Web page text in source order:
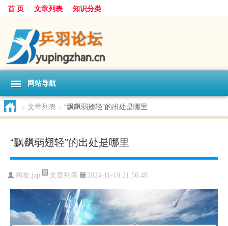
首 页 文章列表 知识分类
网站导航
> 文章列表 > “飘飖弱翅轻”的出处是哪里
“飘飖弱翅轻”的出处是哪里
网友:jzp 文章列表 2024-11-19 21:56:48